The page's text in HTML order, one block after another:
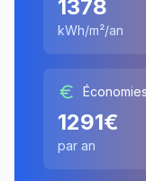
1378
kWh/m²/an
Économies
1291€
par an